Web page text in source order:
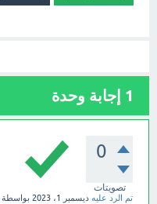
1 إجابة وحدة
0
تصويتات
تم الرد عليه ديسمبر 1، 2023 بواسطة